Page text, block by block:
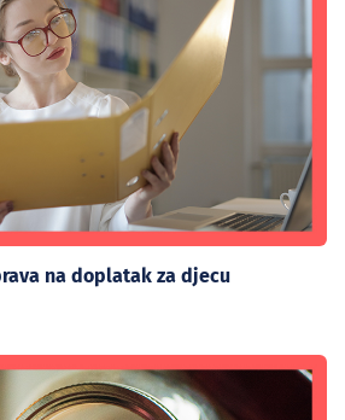
na doplatak za djecu